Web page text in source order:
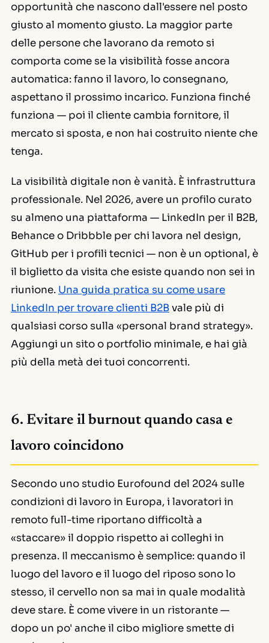
opportunità che nascono dall'essere nel posto
giusto al momento giusto. La maggior parte
delle persone che lavorano da remoto si
comporta come se la visibilità fosse ancora
automatica: fanno il lavoro, lo consegnano,
aspettano il prossimo incarico. Funziona finché
funziona — poi il cliente cambia fornitore, il
mercato si sposta, e non hai costruito niente che
tenga.
La visibilità digitale non è vanità. È infrastruttura
professionale. Nel 2026, avere un profilo curato
su almeno una piattaforma — LinkedIn per il B2B,
Behance o Dribbble per chi lavora nel design,
GitHub per i profili tecnici — non è un optional, è
il biglietto da visita che esiste quando non sei in
riunione. Una guida pratica su come usare
LinkedIn per trovare clienti B2Bvale più di
qualsiasi corso sulla «personal brand strategy».
Aggiungi un sito o portfolio minimale, e hai già
più della metà dei tuoi concorrenti.
6. Evitare il burnout quando casa e
lavoro coincidono
Secondo uno studio Eurofound del 2024 sulle
condizioni di lavoro in Europa, i lavoratori in
remoto full-time riportano difficoltà a
«staccare» il doppio rispetto ai colleghi in
presenza. Il meccanismo è semplice: quando il
luogo del lavoro e il luogo del riposo sono lo
stesso, il cervello non sa mai in quale modalità
deve stare. È come vivere in un ristorante —
dopo un po' anche il cibo migliore smette di